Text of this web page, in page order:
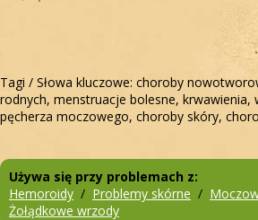
Tagi / Słowa kluczowe: choroby
rodnych, menstruacje bolesne, krwawienia,
pęcherza moczowego, choroby skóry,
Używa się przy problemach z:
Hemoroidy / Problemy skórne /
Żołądkowe wrzody